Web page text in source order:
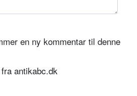
en ny kommentar til denne
antikabc.dk